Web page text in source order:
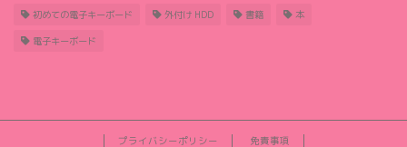
初めての電子キーボード 外付け HDD 書籍 本
電子キーボード
プライバシーポリシー 免責事項